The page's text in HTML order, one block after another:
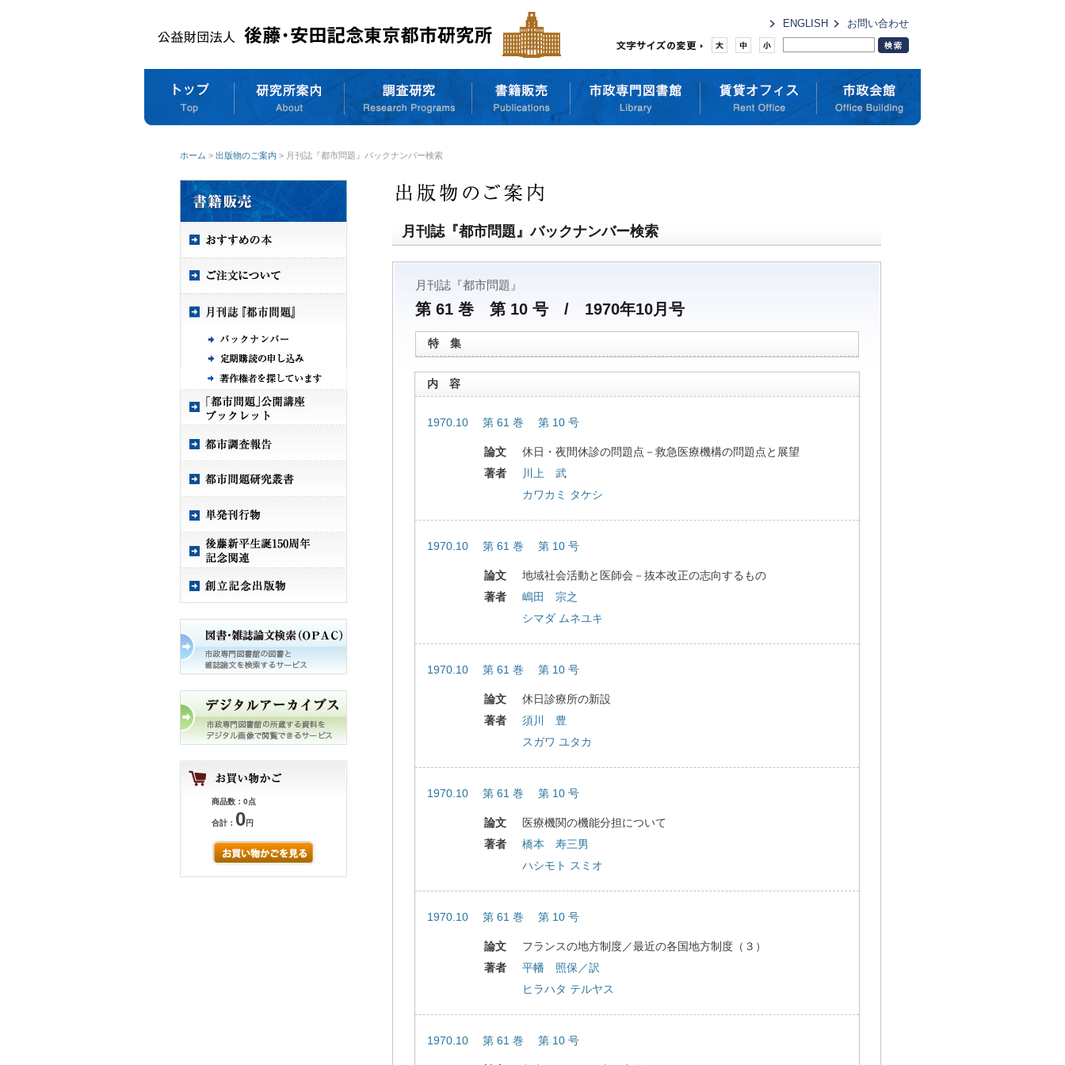
ENGLISH お問い合わせ
ホーム > 出版物のご案内 > 月刊誌『都市問題』バックナンバー検索
商品数：0点
合計： 0円
月刊誌『都市問題』バックナンバー検索
月刊誌『都市問題』
第 61 巻 第 10 号 / 1970年10月号
特 集
内 容
1970.10 第 61 巻 第 10 号
論文
休日・夜間休診の問題点－救急医療機構の問題点と展望
著者
川上 武
カワカミ タケシ
1970.10 第 61 巻 第 10 号
論文
地域社会活動と医師会－抜本改正の志向するもの
著者
嶋田 宗之
シマダ ムネユキ
1970.10 第 61 巻 第 10 号
論文
休日診療所の新設
著者
須川 豊
スガワ ユタカ
1970.10 第 61 巻 第 10 号
論文
医療機関の機能分担について
著者
橋本 寿三男
ハシモト スミオ
1970.10 第 61 巻 第 10 号
論文
フランスの地方制度／最近の各国地方制度（３）
著者
平幡 照保／訳
ヒラハタ テルヤス
1970.10 第 61 巻 第 10 号